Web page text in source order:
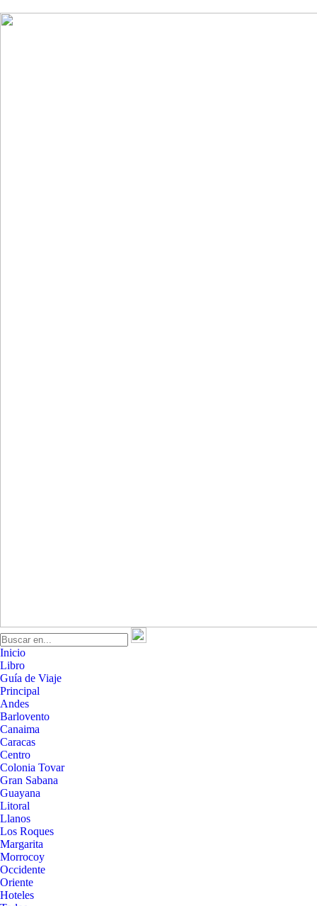
Inicio
Libro
Guía de Viaje
Principal
Andes
Barlovento
Canaima
Caracas
Centro
Colonia Tovar
Gran Sabana
Guayana
Litoral
Llanos
Los Roques
Margarita
Morrocoy
Occidente
Oriente
Hoteles